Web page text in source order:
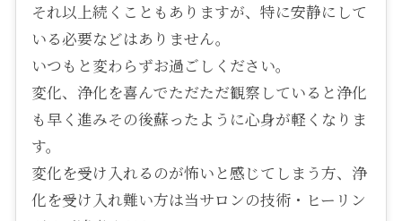
それ以上続くこともありますが、特に安静にして
いる必要などはありません。
いつもと変わらずお過ごしください。
変化、浄化を喜んでただただ観察していると浄化
も早く進みその後蘇ったように心身が軽くなりま
す。
変化を受け入れるのが怖いと感じてしまう方、浄
化を受け入れ難い方は当サロンの技術・ヒーリン